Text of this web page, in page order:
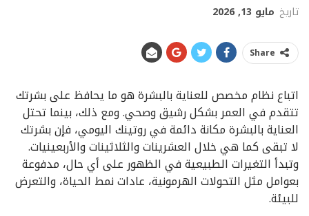
تاريخ مايو 13, 2026
Share
اتباع نظام مخصص للعناية بالبشرة هو ما يحافظ على بشرتك
تتقدم في العمر بشكل رشيق وصحي. ومع ذلك، بينما تحتل
العناية بالبشرة مكانة دائمة في روتينك اليومي، فإن بشرتك
لا تبقى كما هي خلال العشرينات والثلاثينات والأربعينيات.
وتبدأ التغيرات الطبيعية في الظهور على أي حال، مدفوعة
بعوامل مثل التحولات الهرمونية، عادات نمط الحياة، والتعرض
للبيئة.